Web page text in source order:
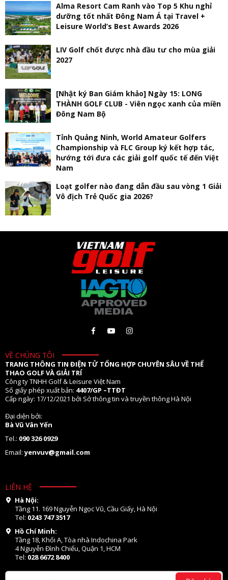
Alma Resort Cam Ranh vào Top 5 Khu nghỉ
dưỡng tốt nhất Đông Nam Á tại Travel +
Leisure World’s Best Awards 2026
LIV Golf chốt được nhà đầu tư cho mùa giải
2027
[Nhật ký Ban Giám khảo] Ngày 15: LONG
THÀNH GOLF CLUB - Viên ngọc xanh của miền
Đông Nam Bộ
Tỉnh Quảng Ninh, World Amateur Golfers
Championship và FLC Group ký kết hợp tác,
hướng tới đưa các giải golf quốc tế đến Việt
Nam
Loạt golfer nào đang dẫn đầu sau vòng 1 Giải
Vô địch Trẻ Quốc gia 2026?
VỀ CHÚNG TÔI
TRANG THÔNG TIN ĐIỆN TỬ TỔNG HỢP CHUYÊN SÂU VỀ THỂ
THAO GOLF VÀ GIẢI TRÍ
Công ty TNHH Golf & Leisure Việt Nam
Số giấy phép xuất bản: 4407/GP –TTĐT
Cấp ngày: 17/12/2021 bởi Sở thông tin và truyền thông Hà Nội
Đại diện bởi:
Bà Vũ Vân Yến
Tel.: 090 326 0929
Email:yenvuv@gmail.com
LIÊN HỆ
Hà Nội:
Tầng 11. 169 Nguyễn Ngọc Vũ, Cầu Giấy, Hà Nội
Tel: 0243 747 3517
Hồ Chí Minh:
Tầng 18, Khối A, Tòa nhà Indochina Park
4 Nguyễn Đình Chiểu, Quận 1, HCM
Tel: 028 6672 8400